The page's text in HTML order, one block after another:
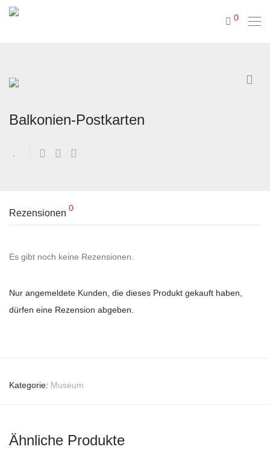
0
Balkonien-Postkarten
Rezensionen 0
Es gibt noch keine Rezensionen.
Nur angemeldete Kunden, die dieses Produkt gekauft haben,
dürfen eine Rezension abgeben.
Kategorie: Museum
Ähnliche Produkte